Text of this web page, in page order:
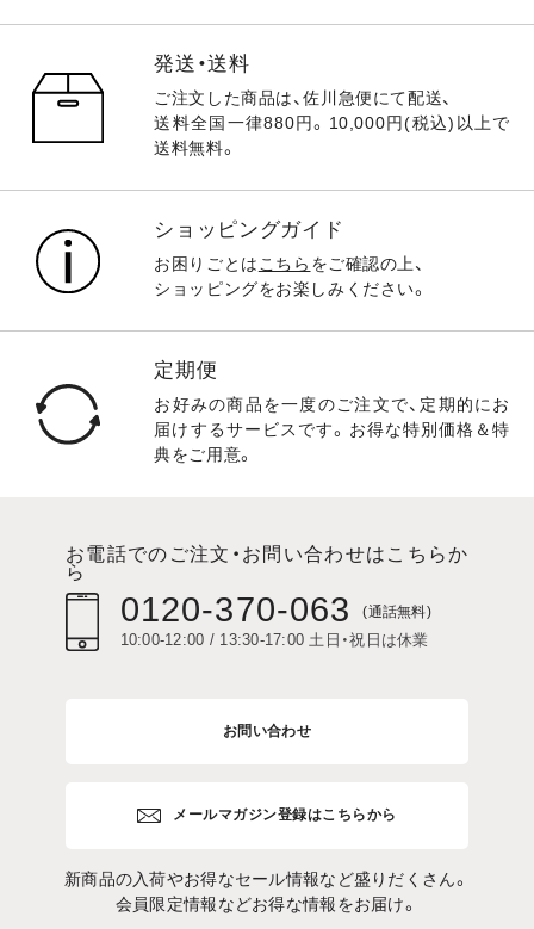
発送・送料
ご注文した商品は、佐川急便にて配送、
送料全国一律880円。10,000円(税込)以上で
送料無料。
ショッピングガイド
お困りごとは こちら をご確認の上、
ショッピングをお楽しみください。
定期便
お好みの商品を一度のご注文で、定期的にお
届けするサービスです。お得な特別価格＆特
典をご用意。
お電話でのご注文・お問い合わせはこちらか
ら
0120-370-063 (通話無料)
10:00-12:00 / 13:30-17:00 土日・祝日は休業
お問い合わせ
メールマガジン登録はこちらから
新商品の入荷やお得なセール情報など盛りだくさん。
会員限定情報などお得な情報をお届け。